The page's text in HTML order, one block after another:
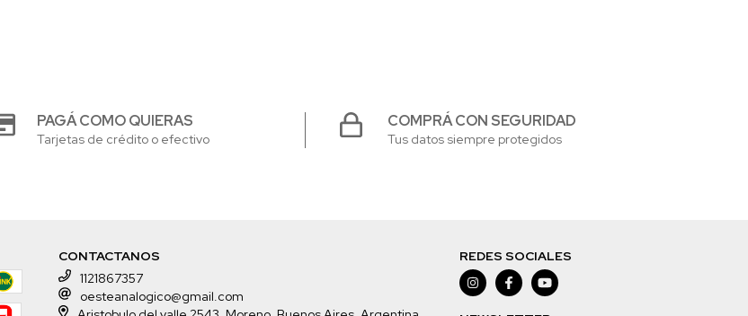
PAGÁ COMO QUIERAS
Tarjetas de crédito o efectivo
COMPRÁ CON SEGURIDAD
Tus datos siempre protegidos
CONTACTANOS
1121867357
oesteanalogico@gmail.com
REDES SOCIALES